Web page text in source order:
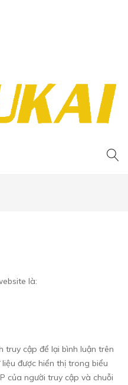
là:
truy cập để lại bình luận trên
được hiển thị trong biểu
của người truy cập và chuỗi